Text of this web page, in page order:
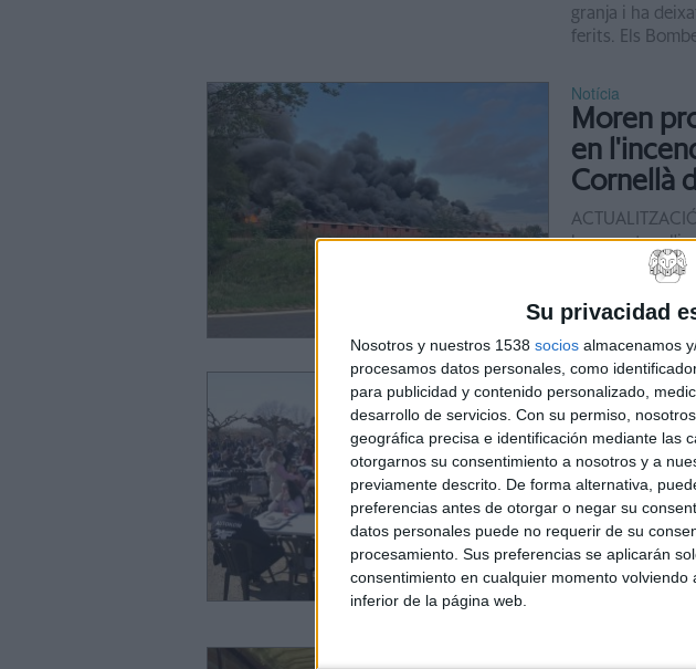
Su privacidad
Nosotros y nuestros 1538 socios almacenamos
procesamos datos personales, como
para publicidad y contenido personalizado,
desarrollo de servicios. Con su permiso,
geográfica precisa e identificación mediante las
otorgarnos su consentimiento a nosotros y a
previamente descrito. De forma alternativa,
preferencias antes de otorgar o negar su
datos personales puede no requerir de su
procesamiento. Sus preferencias se aplicarán
consentimiento en cualquier momento
inferior de la página web.
granja i ha
ferits. Els
Notícia
Moren
en
Cornellà
han mort en
Cornella del
decretar-se a
Segons ...
Notícia
s'omple
10ena
Riudellots de
normalitat la
del Porc de les
després de dos